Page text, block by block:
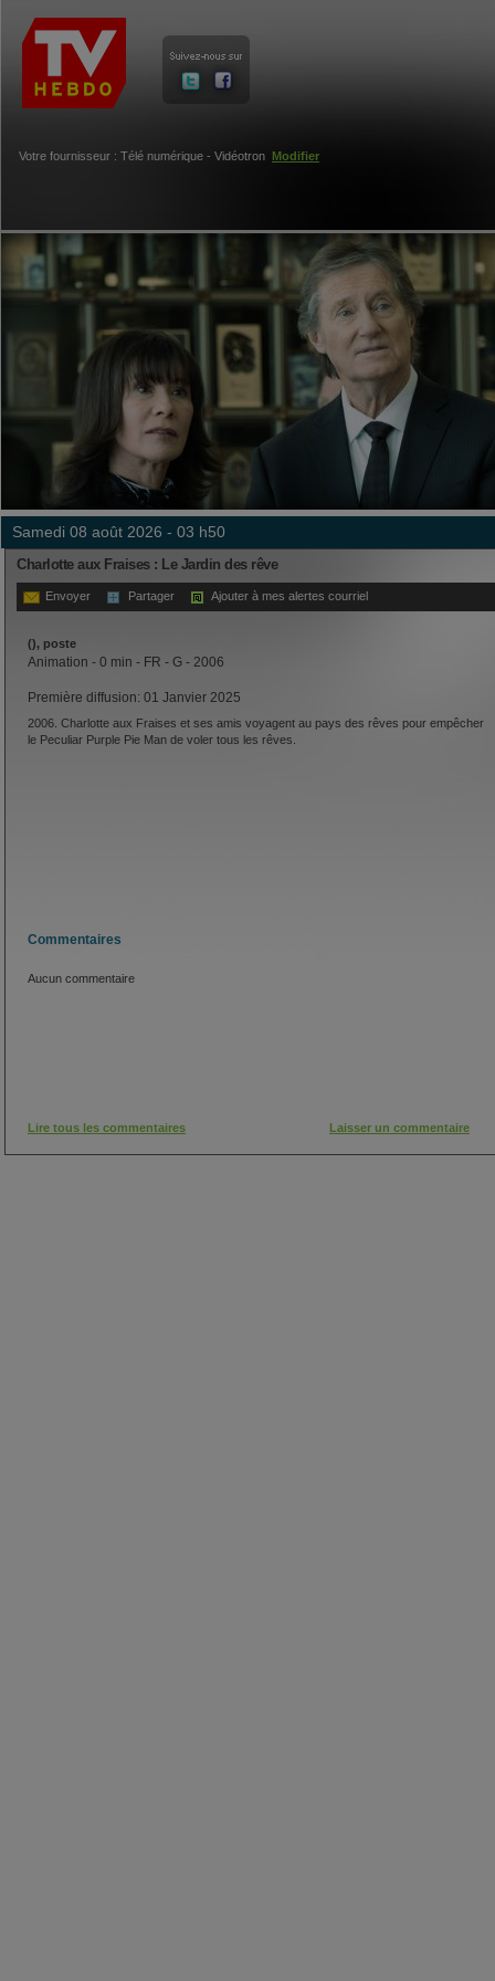
Votre fournisseur : Télé numérique - Vidéotron Modifier
samedi 08 août 2026 - 03 h50
Charlotte aux Fraises : Le Jardin des rêve
Envoyer Partager Ajouter à mes alertes courriel
(), poste
Animation - 0 min - FR - G - 2006
Première diffusion: 01 Janvier 2025
2006. Charlotte aux Fraises et ses amis voyagent au pays des rêves pour empêcher
le Peculiar Purple Pie Man de voler tous les rêves.
Commentaires
Aucun commentaire
Lire tous les commentaires Laisser un commentaire